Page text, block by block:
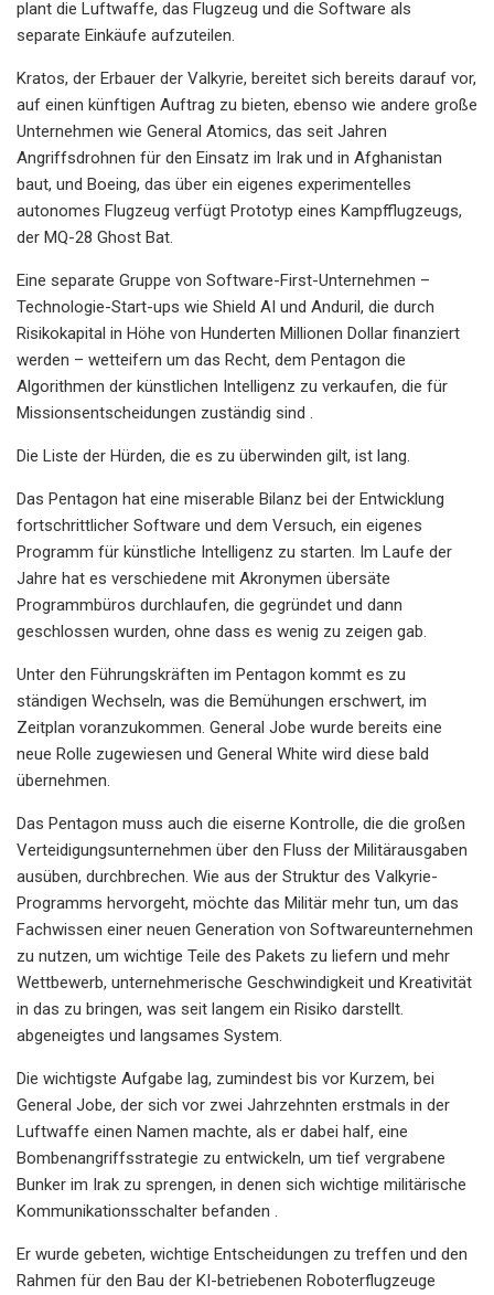
plant die Luftwaffe, das Flugzeug und die Software als
separate Einkäufe aufzuteilen.
Kratos, der Erbauer der Valkyrie, bereitet sich bereits darauf vor,
auf einen künftigen Auftrag zu bieten, ebenso wie andere große
Unternehmen wie General Atomics, das seit Jahren
Angriffsdrohnen für den Einsatz im Irak und in Afghanistan
baut, und Boeing, das über ein eigenes experimentelles
autonomes Flugzeug verfügt Prototyp eines Kampfflugzeugs,
der MQ-28 Ghost Bat.
Eine separate Gruppe von Software-First-Unternehmen –
Technologie-Start-ups wie Shield AI und Anduril, die durch
Risikokapital in Höhe von Hunderten Millionen Dollar finanziert
werden – wetteifern um das Recht, dem Pentagon die
Algorithmen der künstlichen Intelligenz zu verkaufen, die für
Missionsentscheidungen zuständig sind .
Die Liste der Hürden, die es zu überwinden gilt, ist lang.
Das Pentagon hat eine miserable Bilanz bei der Entwicklung
fortschrittlicher Software und dem Versuch, ein eigenes
Programm für künstliche Intelligenz zu starten. Im Laufe der
Jahre hat es verschiedene mit Akronymen übersäte
Programmbüros durchlaufen, die gegründet und dann
geschlossen wurden, ohne dass es wenig zu zeigen gab.
Unter den Führungskräften im Pentagon kommt es zu
ständigen Wechseln, was die Bemühungen erschwert, im
Zeitplan voranzukommen. General Jobe wurde bereits eine
neue Rolle zugewiesen und General White wird diese bald
übernehmen.
Das Pentagon muss auch die eiserne Kontrolle, die die großen
Verteidigungsunternehmen über den Fluss der Militärausgaben
ausüben, durchbrechen. Wie aus der Struktur des Valkyrie-
Programms hervorgeht, möchte das Militär mehr tun, um das
Fachwissen einer neuen Generation von Softwareunternehmen
zu nutzen, um wichtige Teile des Pakets zu liefern und mehr
Wettbewerb, unternehmerische Geschwindigkeit und Kreativität
in das zu bringen, was seit langem ein Risiko darstellt.
abgeneigtes und langsames System.
Die wichtigste Aufgabe lag, zumindest bis vor Kurzem, bei
General Jobe, der sich vor zwei Jahrzehnten erstmals in der
Luftwaffe einen Namen machte, als er dabei half, eine
Bombenangriffsstrategie zu entwickeln, um tief vergrabene
Bunker im Irak zu sprengen, in denen sich wichtige militärische
Kommunikationsschalter befanden .
Er wurde gebeten, wichtige Entscheidungen zu treffen und den
Rahmen für den Bau der KI-betriebenen Roboterflugzeuge